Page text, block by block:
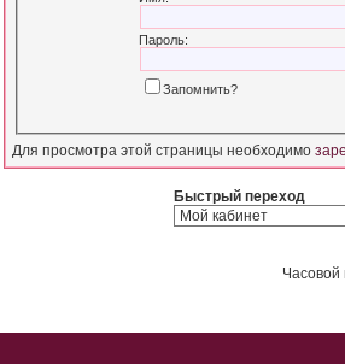
Пароль:
Запомнить?
Для просмотра этой страницы необходимо
Быстрый переход
Часовой